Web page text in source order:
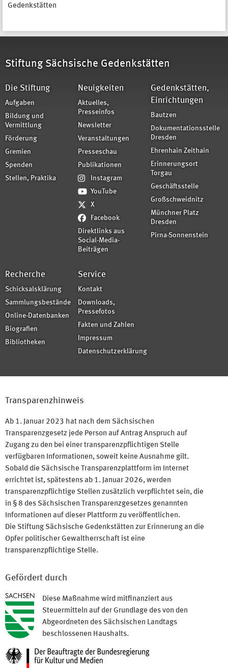
Gedenkstätten
Stiftung Sächsische Gedenkstätten
Die Stiftung
Aufgaben
Bildung und
Vermittlung
Förderung
Gremien
Spenden
Stellen, Praktika
Neuigkeiten
Aktuelles,
Presseinfos
Newsletter
Veranstaltungen
Presseschau
Publikationen
Instagram
YouTube
X
Facebook
Direktlinks aus
Social-Media-
Beiträgen
Gedenkstätten,
Einrichtungen
Bautzen
Dokumentationsstelle
Dresden
Ehrenhain Zeithain
Erinnerungsort
Torgau
Geschäftsstelle
Großschweidnitz
Münchner Platz
Dresden
Pirna-Sonnenstein
Recherche
Schicksalsklärung
Sammlungsbestände
Online-Datenbanken
Biografien
Bibliotheken
Service
Kontakt
Downloads,
Pressefotos
Fakten und Zahlen
Impressum
Datenschutzerklärung
Transparenzhinweis
Ab 1. Januar 2023 hat nach dem Sächsischen
Transparenzgesetz jede Person auf Antrag Anspruch auf
Zugang zu den bei einer transparenzpflichtigen Stelle
verfügbaren Informationen, soweit keine Ausnahme gilt.
Sobald die Sächsische Transparenzplattform im Internet
errichtet ist, spätestens ab 1. Januar 2026, werden
transparenzpflichtige Stellen zusätzlich verpflichtet sein, die
in § 8 des Sächsischen Transparenzgesetzes genannten
Informationen auf dieser Plattform zu veröffentlichen.
Die Stiftung Sächsische Gedenkstätten zur Erinnerung an die
Opfer politischer Gewaltherrschaft ist eine
transparenzpflichtige Stelle.
Gefördert durch
Diese Maßnahme wird mitfinanziert aus
Steuermitteln auf der Grundlage des von den
Abgeordneten des Sächsischen Landtags
beschlossenen Haushalts.